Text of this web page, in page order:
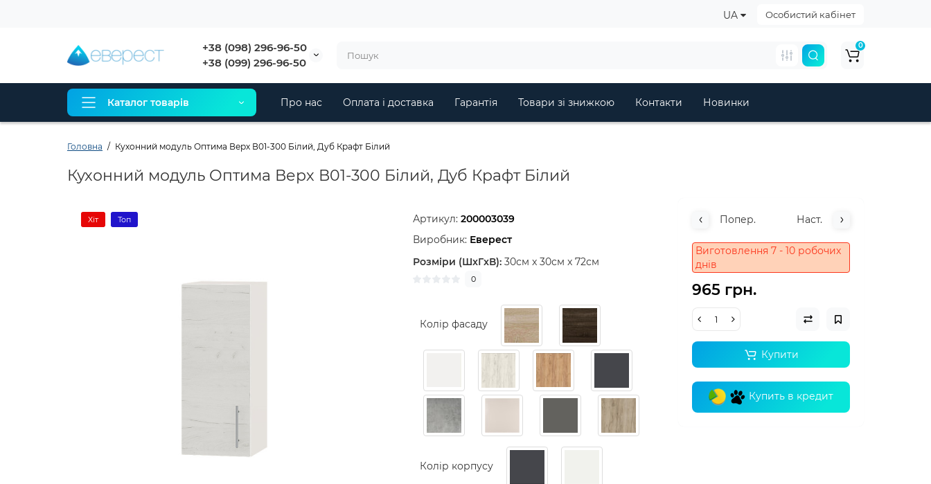
Особистий кабінет
UA
+38 (098) 296-96-50
+38 (099) 296-96-50
0
Каталог товарів Про нас Оплата і доставка Гарантія Товари зі знижкою Контакти Новинки
Головна Кухонний модуль Оптима Верх В01-300 Білий, Дуб Крафт Білий
Кухонний модуль Оптима Верх В01-300 Білий, Дуб Крафт Білий
Хіт Топ Артикул:200003039
Виробник: Еверест
Розміри (ШxГxВ): 30см x 30см x 72см
0
Колір фасаду
Колір корпусу
Попер. Наст.
Виготовлення 7 - 10 робочих
днів
965 грн.
Купити
Купить в кредит